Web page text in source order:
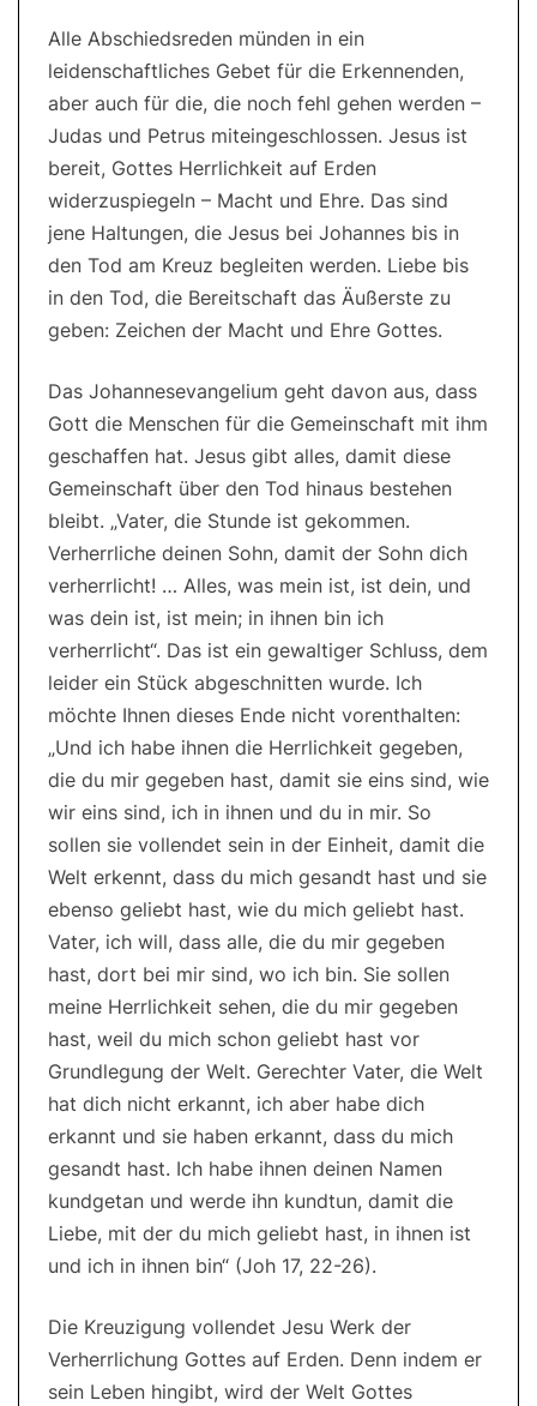
Alle Abschiedsreden münden in ein
leidenschaftliches Gebet für die Erkennenden,
aber auch für die, die noch fehl gehen werden –
Judas und Petrus miteingeschlossen. Jesus ist
bereit, Gottes Herrlichkeit auf Erden
widerzuspiegeln – Macht und Ehre. Das sind
jene Haltungen, die Jesus bei Johannes bis in
den Tod am Kreuz begleiten werden. Liebe bis
in den Tod, die Bereitschaft das Äußerste zu
geben: Zeichen der Macht und Ehre Gottes.
Das Johannesevangelium geht davon aus, dass
Gott die Menschen für die Gemeinschaft mit ihm
geschaffen hat. Jesus gibt alles, damit diese
Gemeinschaft über den Tod hinaus bestehen
bleibt. „Vater, die Stunde ist gekommen.
Verherrliche deinen Sohn, damit der Sohn dich
verherrlicht! … Alles, was mein ist, ist dein, und
was dein ist, ist mein; in ihnen bin ich
verherrlicht“. Das ist ein gewaltiger Schluss, dem
leider ein Stück abgeschnitten wurde. Ich
möchte Ihnen dieses Ende nicht vorenthalten:
„Und ich habe ihnen die Herrlichkeit gegeben,
die du mir gegeben hast, damit sie eins sind, wie
wir eins sind, ich in ihnen und du in mir. So
sollen sie vollendet sein in der Einheit, damit die
Welt erkennt, dass du mich gesandt hast und sie
ebenso geliebt hast, wie du mich geliebt hast.
Vater, ich will, dass alle, die du mir gegeben
hast, dort bei mir sind, wo ich bin. Sie sollen
meine Herrlichkeit sehen, die du mir gegeben
hast, weil du mich schon geliebt hast vor
Grundlegung der Welt. Gerechter Vater, die Welt
hat dich nicht erkannt, ich aber habe dich
erkannt und sie haben erkannt, dass du mich
gesandt hast. Ich habe ihnen deinen Namen
kundgetan und werde ihn kundtun, damit die
Liebe, mit der du mich geliebt hast, in ihnen ist
und ich in ihnen bin“ (Joh 17, 22-26).
Die Kreuzigung vollendet Jesu Werk der
Verherrlichung Gottes auf Erden. Denn indem er
sein Leben hingibt, wird der Welt Gottes